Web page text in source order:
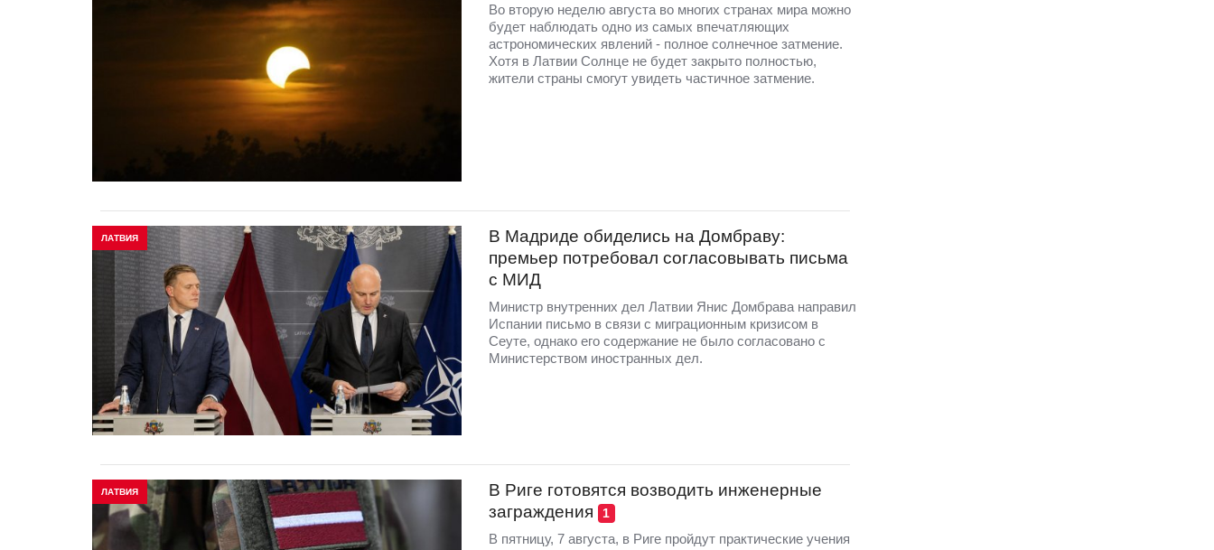
Во вторую неделю августа во многих странах мира можно
будет наблюдать одно из самых впечатляющих
астрономических явлений - полное солнечное затмение.
Хотя в Латвии Солнце не будет закрыто полностью,
жители страны смогут увидеть частичное затмение.
ЛАТВИЯ
В Мадриде обиделись на Домбраву:
премьер потребовал согласовывать письма
с МИД
Министр внутренних дел Латвии Янис Домбрава направил
Испании письмо в связи с миграционным кризисом в
Сеуте, однако его содержание не было согласовано с
Министерством иностранных дел.
ЛАТВИЯ
В Риге готовятся возводить инженерные
заграждения
1
В пятницу, 7 августа, в Риге пройдут практические учения